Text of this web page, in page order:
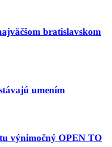
bratislavskom
umením
výnimočný OPEN TO